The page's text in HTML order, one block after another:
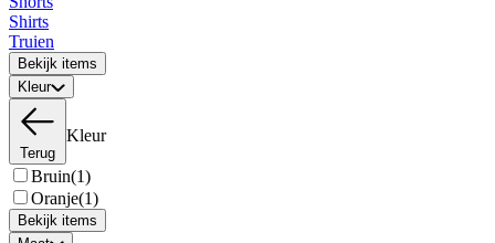
Shirts
Truien
Bekijk items
Kleur
Terug
Kleur
Bruin(1)
Oranje(1)
Bekijk items